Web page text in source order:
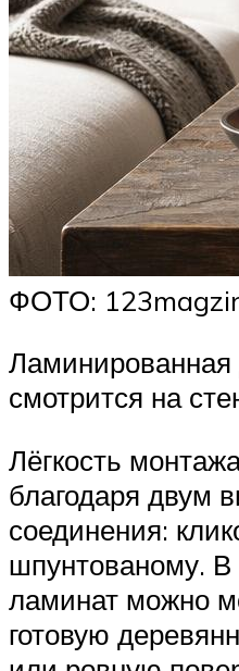
ФОТО:
Ламинированная
смотрится на
Лёгкость
благодаря двум
соединения:
шпунтованому.
ламинат можно
готовую